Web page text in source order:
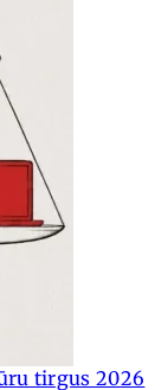
tirgus 2026